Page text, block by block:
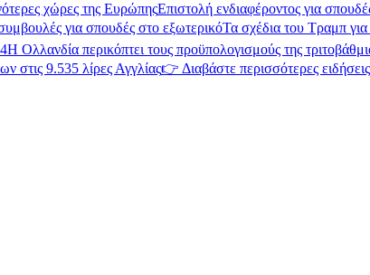
χώρες της ΕυρώπηςΕπιστολή ενδιαφέροντος για
για σπουδές στο εξωτερικόΤα σχέδια του Τραμπ για
Η Ολλανδία περικόπτει τους προϋπολογισμούς της
στις 9.535 λίρες Αγγλίας👉 Διαβάστε περισσότερες